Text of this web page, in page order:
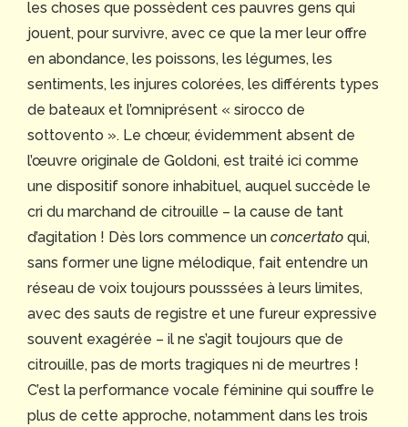
les choses que possèdent ces pauvres gens qui
jouent, pour survivre, avec ce que la mer leur offre
en abondance, les poissons, les légumes, les
sentiments, les injures colorées, les différents types
de bateaux et l’omniprésent « sirocco de
sottovento ». Le chœur, évidemment absent de
l’œuvre originale de Goldoni, est traité ici comme
une dispositif sonore inhabituel, auquel succède le
cri du marchand de citrouille – la cause de tant
d’agitation ! Dès lors commence un concertato qui,
sans former une ligne mélodique, fait entendre un
réseau de voix toujours pousssées à leurs limites,
avec des sauts de registre et une fureur expressive
souvent exagérée – il ne s’agit toujours que de
citrouille, pas de morts tragiques ni de meurtres !
C’est la performance vocale féminine qui souffre le
plus de cette approche, notamment dans les trois